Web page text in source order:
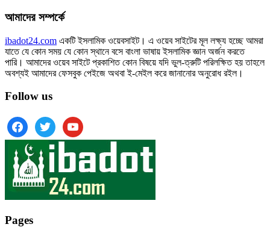
আমাদের সম্পর্কে
ibadot24.com একটি ইসলামিক ওয়েবসাইট। এ ওয়েব সাইটের মূল লক্ষ্য হচ্ছে আমরা
যাতে যে কোন সময় যে কোন স্থানে বসে বাংলা ভাষায় ইসলামিক জ্ঞান অর্জন করতে
পারি। আমাদের ওয়েব সাইটে প্রকাশিত কোন বিষয়ে যদি ভুল-ত্রুটি পরিলক্ষিত হয় তাহলে
অবশ্যই আমাদের ফেসবুক পেইজে অথবা ই-মেইল করে জানানোর অনুরোধ রইল।
Follow us
facebooktwitter youtube
Pages